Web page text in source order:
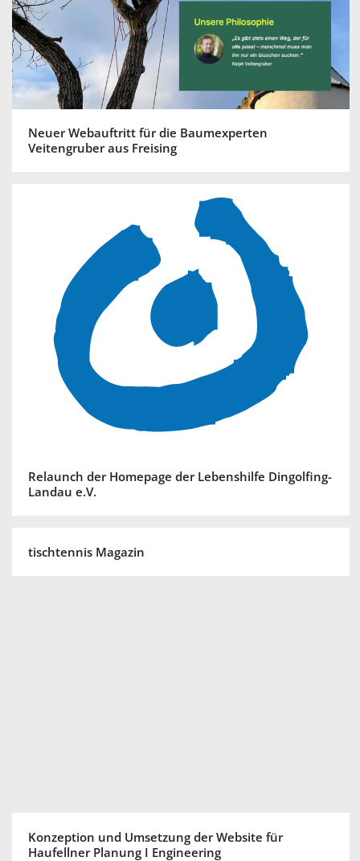
Neuer Webauftritt für die Baumexperten
Veitengruber aus Freising
Relaunch der Homepage der Lebenshilfe Dingolfing-
Landau e.V.
tischtennis Magazin
Konzeption und Umsetzung der Website für
Haufellner Planung I Engineering